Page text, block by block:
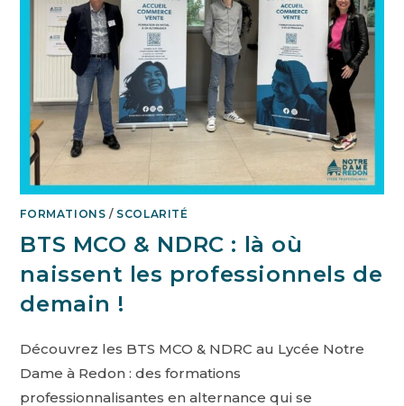
FORMATIONS / SCOLARITÉ
BTS MCO & NDRC : là où
naissent les professionnels de
demain !
Découvrez les BTS MCO & NDRC au Lycée Notre
Dame à Redon : des formations
professionnalisantes en alternance qui se